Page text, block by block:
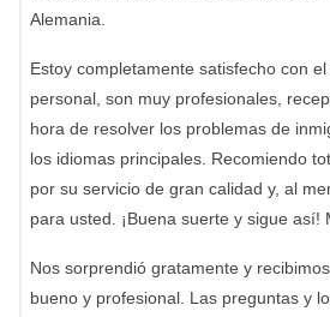
Alemania.
Estoy completamente satisfecho con
personal, son muy profesionales,
hora de resolver los problemas de
los idiomas principales. Recomiendo
por su servicio de gran calidad y, al
para usted. ¡Buena suerte y sigue así!
Nos sorprendió gratamente y
bueno y profesional. Las preguntas y